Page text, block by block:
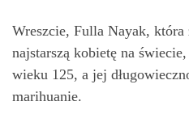
Wreszcie, Fulla Nayak, która
najstarszą kobietę na
wieku 125, a jej
marihuanie.